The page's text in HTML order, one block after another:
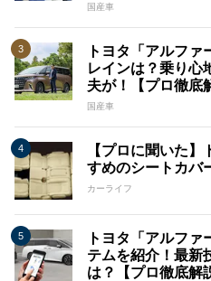
国産車
トヨタ「アルファ
レインは？乗り心
夫が！【プロ徹底
国産車
【プロに聞いた
すめのシートカバ
カーライフ
トヨタ「アルフ
テムを紹介！最新
は？【プロ徹底解